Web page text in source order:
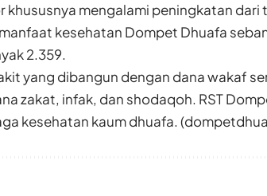
khususnya mengalami peningkatan dari
kesehatan Dompet Dhuafa
2.359.
yang dibangun dengan dana wakaf
zakat, infak, dan shodaqoh. RST
kesehatan kaum dhuafa.